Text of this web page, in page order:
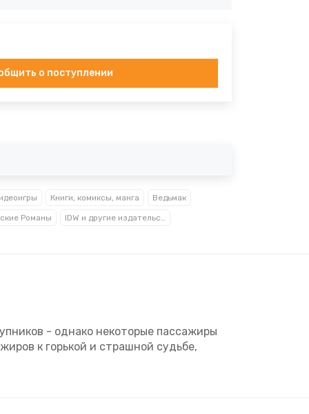
о поступлении
Книги, комиксы, манга Ведьмак
Романы IDW и другие издательства комиксов
- однако некоторые пассажиры
к горькой и страшной судьбе,